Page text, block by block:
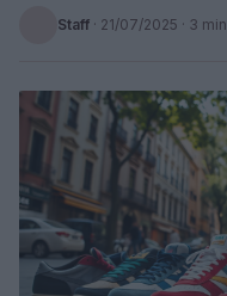
Staff · 21/07/2025 · 3 min